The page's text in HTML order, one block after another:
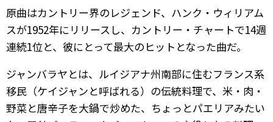
原曲はカントリー界のレジェンド、ハンク・ウィリアム
スが1952年にリリースし、カントリー・チャートで14週
連続1位と、彼にとって最大のヒットとなった曲だ。
ジャンバラヤとは、ルイジアナ州南部に住むフランス系
移民（ケイジャンと呼ばれる）の伝統料理で、米・肉・
野菜と唐辛子を大鍋で炒めた、ちょっとパエリアみたい